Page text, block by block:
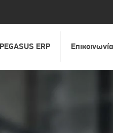
PEGASUS ERP Επικοινωvία